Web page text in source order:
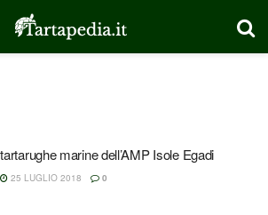
marine dell’AMP Isole Egadi
25 LUGLIO 2018 0